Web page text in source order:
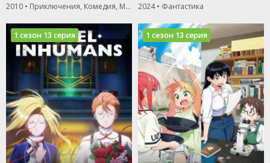
2010 • Приключения, Комедия, Мультфильм, Аниме 2024 • Фантастика
1 сезон 13 серия 1 сезон 13 серия